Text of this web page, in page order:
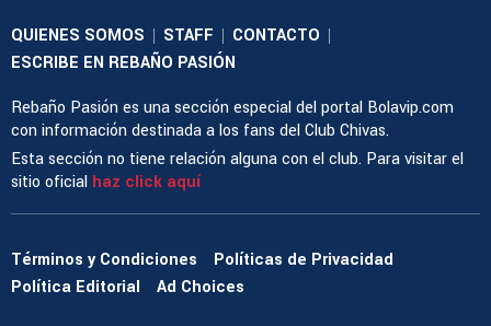
QUIENES SOMOS | STAFF | CONTACTO |
ESCRIBE EN REBAÑO PASIÓN
Rebaño Pasión es una sección especial del portal Bolavip.com
con información destinada a los fans del Club Chivas.
Esta sección no tiene relación alguna con el club. Para visitar el
sitio oficial haz click aquí
Términos y Condiciones
Políticas de Privacidad
Política Editorial
Ad Choices